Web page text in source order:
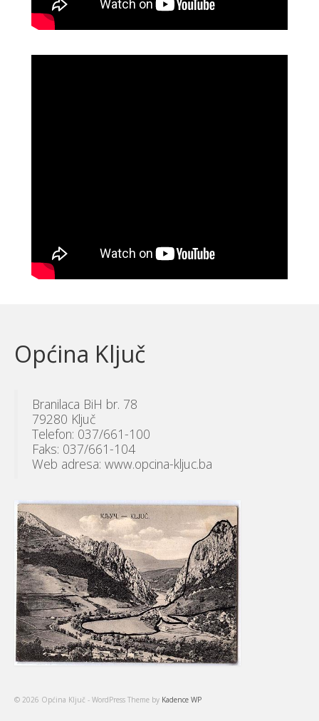
Općina Ključ
Branilaca BiH br. 78
79280 Ključ
Telefon: 037/661-100
Faks: 037/661-104
Web adresa: www.opcina-kljuc.ba
© 2026 Općina Ključ - WordPress Theme by Kadence WP